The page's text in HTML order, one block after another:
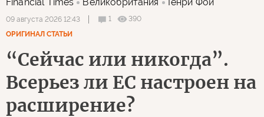
09 августа 2026 12:43 1
390
ОРИГИНАЛ СТАТЬИ
“Сейчас или никогда”.
Всерьез ли ЕС настроен на
расширение?